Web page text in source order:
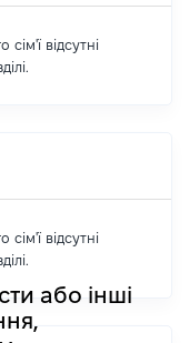
відсутні
відсутні
або інші